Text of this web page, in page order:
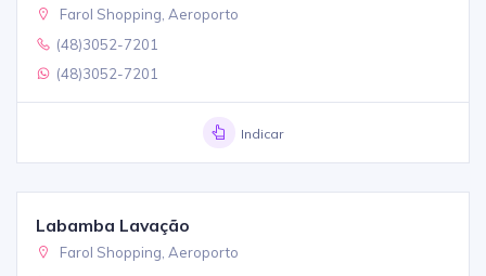
Farol Shopping, Aeroporto
(48)3052-7201
(48)3052-7201
Indicar
Labamba Lavação
Farol Shopping, Aeroporto